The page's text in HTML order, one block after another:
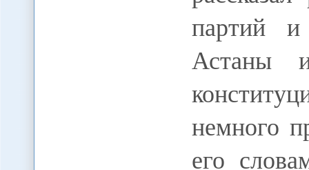
партий и
Астаны
немного
его